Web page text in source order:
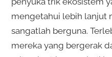
mengetahui lebih lanjut
sangatlah berguna.
mereka yang bergerak